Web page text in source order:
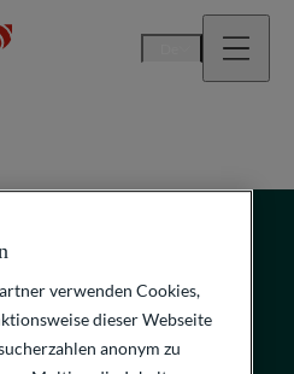
verwenden Cookies,
dieser Webseite
anonym zu